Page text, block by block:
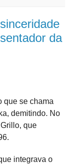
da
que se chama
demitindo. No
que
integrava o